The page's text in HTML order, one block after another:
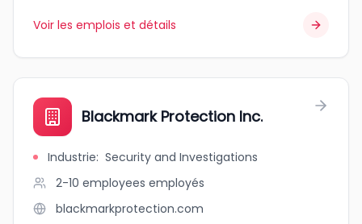
Voir les emplois et détails
Blackmark Protection Inc.
Industrie: Security and Investigations
2-10 employees employés
blackmarkprotection.com